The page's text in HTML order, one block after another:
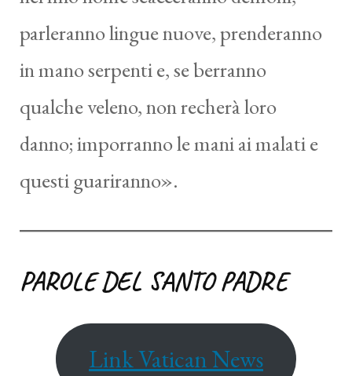
parleranno lingue nuove, prenderanno
in mano serpenti e, se berranno
qualche veleno, non recherà loro
danno; imporranno le mani ai malati e
questi guariranno».
PAROLE DEL SANTO PADRE
Link Vatican News